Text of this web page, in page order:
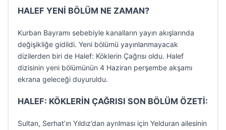
HALEF YENİ BÖLÜM NE ZAMAN?
Kurban Bayramı sebebiyle kanalların yayın akışlarında
değişikliğe gidildi. Yeni bölümü yayınlanmayacak
dizilerden biri de Halef: Köklerin Çağrısı oldu. Halef
dizisinin yeni bölümünün 4 Haziran perşembe akşamı
ekrana geleceği duyuruldu.
HALEF: KÖKLERİN ÇAĞRISI SON BÖLÜM ÖZETİ:
Sultan, Serhat’ın Yıldız’dan ayrılması için Yelduran ailesinin